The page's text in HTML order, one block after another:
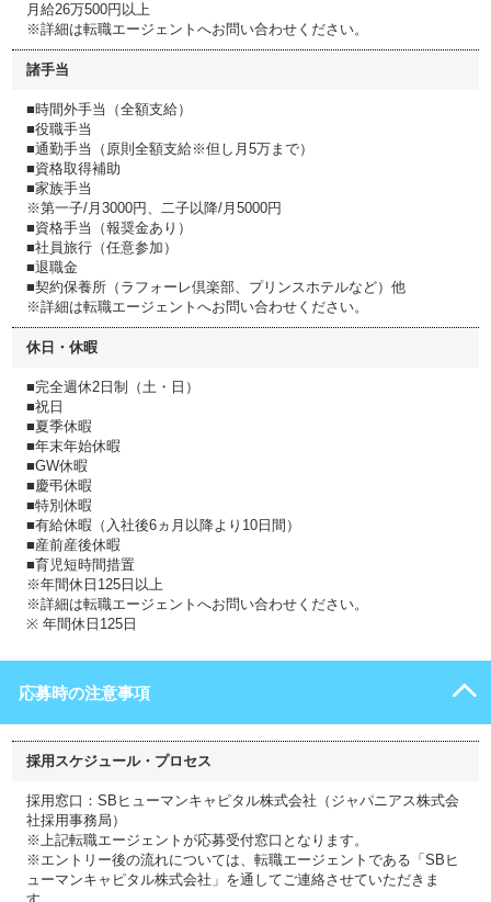
月給26万500円以上
※詳細は転職エージェントへお問い合わせください。
諸手当
■時間外手当（全額支給）
■役職手当
■通勤手当（原則全額支給※但し月5万まで）
■資格取得補助
■家族手当
※第一子/月3000円、二子以降/月5000円
■資格手当（報奨金あり）
■社員旅行（任意参加）
■退職金
■契約保養所（ラフォーレ倶楽部、プリンスホテルなど）他
※詳細は転職エージェントへお問い合わせください。
休日・休暇
■完全週休2日制（土・日）
■祝日
■夏季休暇
■年末年始休暇
■GW休暇
■慶弔休暇
■特別休暇
■有給休暇（入社後6ヵ月以降より10日間）
■産前産後休暇
■育児短時間措置
※年間休日125日以上
※詳細は転職エージェントへお問い合わせください。
※ 年間休日125日
応募時の注意事項
採用スケジュール・プロセス
採用窓口：SBヒューマンキャピタル株式会社（ジャパニアス株式会
社採用事務局）
※上記転職エージェントが応募受付窓口となります。
※エントリー後の流れについては、転職エージェントである「SBヒ
ューマンキャピタル株式会社」を通してご連絡させていただきま